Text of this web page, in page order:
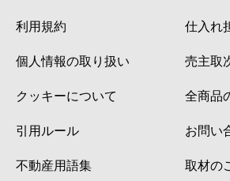
利用規約
個人情報の取り扱い
クッキーについて
引用ルール
不動産用語集
仕入れ
売主取
全商品
お問い
取材の